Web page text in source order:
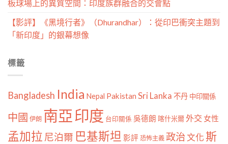
板球場上的異質空間：印度族群融合的交會點
【影評】《黑境行者》（Dhurandhar）：從印巴衝突主題到
「新印度」的銀幕想像
標籤
Bangladesh India Nepal Pakistan Sri Lanka 不丹 中印關係
中國 伊朗 南亞印度 台印關係 吳德朗 喀什米爾外交 女性
孟加拉 尼泊爾 巴基斯坦 影評 恐怖主義 政治文化斯